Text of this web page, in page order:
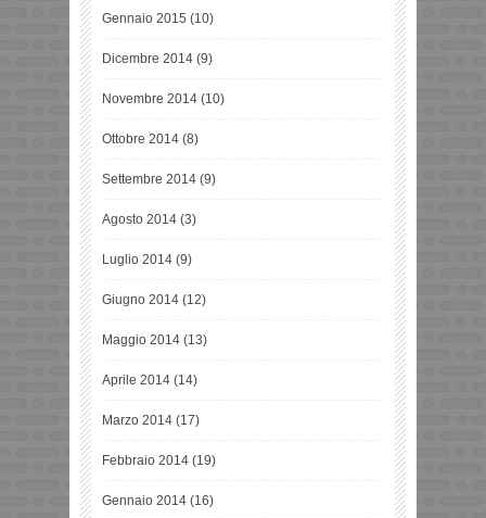
Gennaio 2015 (10)
Dicembre 2014 (9)
Novembre 2014 (10)
Ottobre 2014 (8)
Settembre 2014 (9)
Agosto 2014 (3)
Luglio 2014 (9)
Giugno 2014 (12)
Maggio 2014 (13)
Aprile 2014 (14)
Marzo 2014 (17)
Febbraio 2014 (19)
Gennaio 2014 (16)